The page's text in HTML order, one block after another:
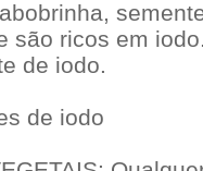
são ricos em
de iodo.
de iodo